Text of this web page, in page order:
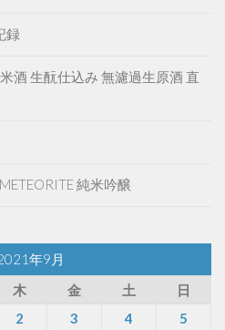
録
酒 生酛仕込み 無濾過生原酒 直
純米吟醸
年9月
木 金 土
日
2 3 4
5